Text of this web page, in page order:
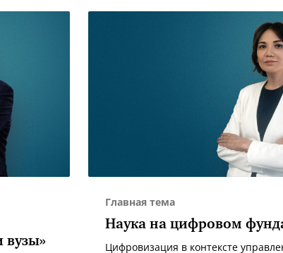
вузы»
Главная тема
Наука на цифровом
Цифровизация в контексте